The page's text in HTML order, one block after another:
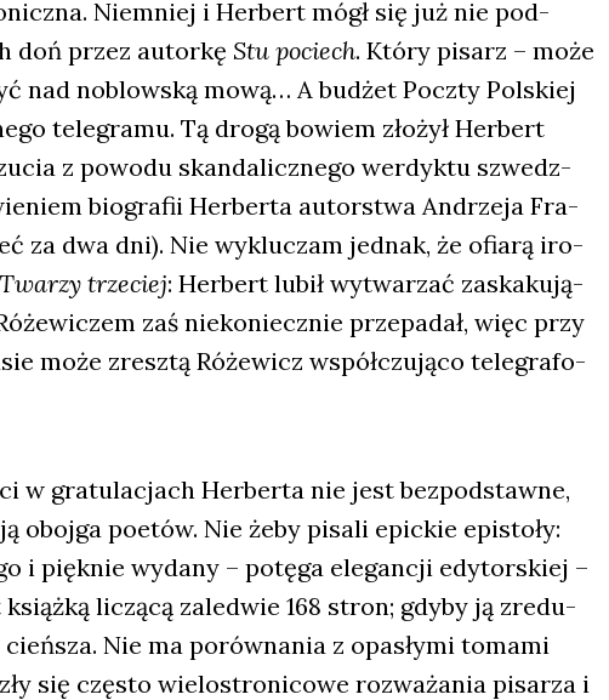
Nie­mniej i Her­bert mógł się już nie pod­
doń przez autor­kę Stu pociech. Któ­ry pisarz – może
nad noblow­ską mową… A budżet Pocz­ty Pol­skiej
tele­gra­mu. Tą dro­gą bowiem zło­żył Her­bert
z powo­du skan­da­licz­ne­go wer­dyk­tu szwedz­
bio­gra­fii Her­ber­ta autor­stwa Andrze­ja Fra­
za dwa dni). Nie wyklu­czam jed­nak, że ofia­rą iro­
Twa­rzy trze­ciej: Her­bert lubił wytwa­rzać zaska­ku­ją­
zaś nie­ko­niecz­nie prze­pa­dał, więc przy
może zresz­tą Róże­wicz współ­czu­ją­co tele­gra­fo­
w gra­tu­la­cjach Her­ber­ta nie jest bez­pod­staw­ne,
oboj­ga poetów. Nie żeby pisa­li epic­kie epi­sto­ły:
i pięk­nie wyda­ny – potę­ga ele­gan­cji edy­tor­skiej –
liczą­cą zale­d­wie 168 stron; gdy­by ją zre­du­
Nie ma porów­na­nia z opa­sły­mi toma­mi
się czę­sto wie­lo­stro­ni­co­we roz­wa­ża­nia pisa­rza i